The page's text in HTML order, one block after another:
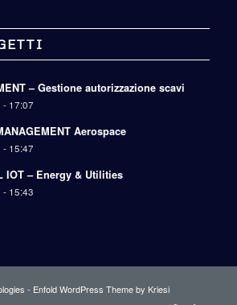
– Gestione autorizzazione scavi
17:07
Aerospace
15:47
IOT – Energy & Utilities
15:43
- Enfold WordPress Theme by Kriesi